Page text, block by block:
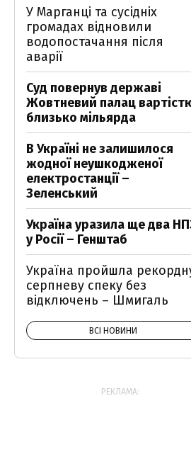
У Марганці та сусідніх
громадах відновили
водопостачання після
аварії
Суд повернув державі
Жовтневий палац
близько мільярда
В Україні не залишилося
жодної неушкодженої
електростанції –
Зеленський
Україна уразила ще два
у Росії – Генштаб
Україна пройшла
серпневу спеку без
відключень – Шмигаль
ВСІ НОВИНИ
РЕКЛАМА: